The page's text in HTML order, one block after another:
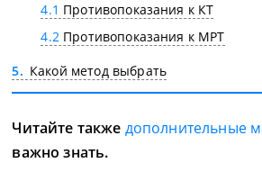
4.1 Противопоказания к КТ
4.2Противопоказания к МРТ
5
Какой метод выбрать
Читайте также дополнительные
важно знать.